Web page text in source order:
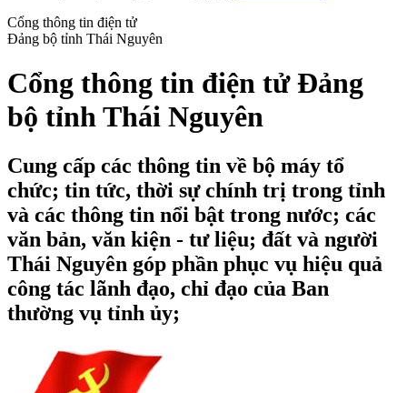
Cổng thông tin điện tử
Đảng bộ tỉnh Thái Nguyên
Cổng thông tin điện tử Đảng
bộ tỉnh Thái Nguyên
Cung cấp các thông tin về bộ máy tổ
chức; tin tức, thời sự chính trị trong tỉnh
và các thông tin nổi bật trong nước; các
văn bản, văn kiện - tư liệu; đất và người
Thái Nguyên góp phần phục vụ hiệu quả
công tác lãnh đạo, chỉ đạo của Ban
thường vụ tỉnh ủy;